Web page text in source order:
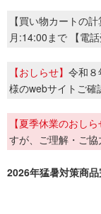
【買い物カートの
月:14:00まで 【電
【おしらせ】 令和
様のwebサイトご確
【夏季休業のおしら
すが、ご理解・ご協
2026年猛暑対策商